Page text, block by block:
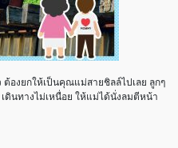
องยกให้เป็นคุณแม่สายชิลล์ไปเลย ลูกๆ
ดินทางไม่เหนื่อย ให้แม่ได้นั่งลมตีหน้า